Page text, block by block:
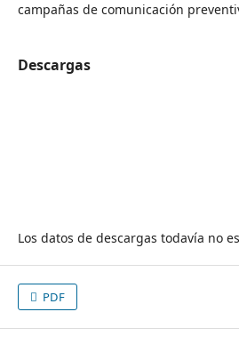
campañas de comunicación
Descargas
Los datos de descargas todavía no
PDF